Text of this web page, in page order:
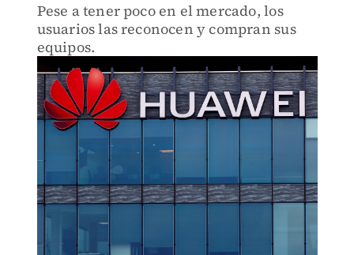
Pese a tener poco en el mercado, los
usuarios las reconocen y compran sus
equipos.